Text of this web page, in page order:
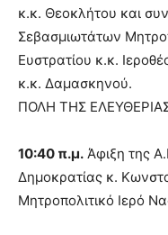
κ.κ. Θεοκλήτου και
Σεβασμιωτάτων
Ευστρατίου κ.κ.
κ.κ. Δαμασκηνού.
ΠΟΛΗ ΤΗΣ
10:40 π.μ. Άφιξη της
Δημοκρατίας κ.
Μητροπολιτικό Ιερό